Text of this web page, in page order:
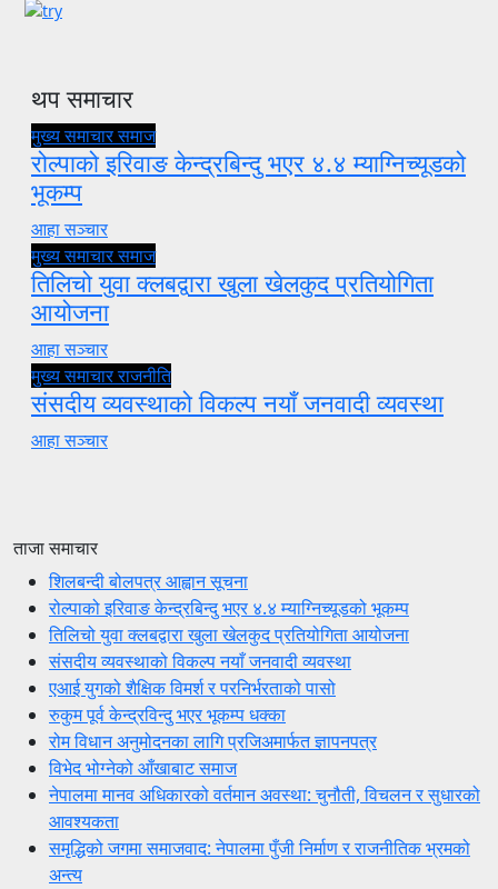
थप समाचार
मुख्य समाचारसमाज
रोल्पाको इरिवाङ केन्द्रबिन्दु भएर ४.४ म्याग्निच्यूडको
भूकम्प
आहा सञ्चार
मुख्य समाचारसमाज
तिलिचो युवा क्लबद्वारा खुला खेलकुद प्रतियोगिता
आयोजना
आहा सञ्चार
मुख्य समाचारराजनीति
संसदीय व्यवस्थाको विकल्प नयाँ जनवादी व्यवस्था
आहा सञ्चार
ताजा समाचार
शिलबन्दी बोलपत्र आह्वान सूचना
रोल्पाको इरिवाङ केन्द्रबिन्दु भएर ४.४ म्याग्निच्यूडको भूकम्प
तिलिचो युवा क्लबद्वारा खुला खेलकुद प्रतियोगिता आयोजना
संसदीय व्यवस्थाको विकल्प नयाँ जनवादी व्यवस्था
एआई युगको शैक्षिक विमर्श र परनिर्भरताको पासो
रुकुम पूर्व केन्द्रविन्दु भएर भूकम्प धक्का
रोम विधान अनुमोदनका लागि प्रजिअमार्फत ज्ञापनपत्र
विभेद भोग्नेको आँखाबाट समाज
नेपालमा मानव अधिकारको वर्तमान अवस्था: चुनौती, विचलन र सुधारको
आवश्यकता
समृद्धिको जगमा समाजवाद: नेपालमा पुँजी निर्माण र राजनीतिक भ्रमको
अन्त्य